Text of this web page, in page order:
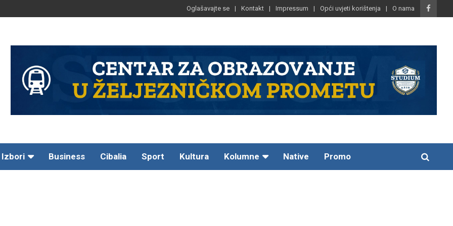
Oglašavajte se Kontakt Impressum Opći uvjeti korištenja O nama
Izbori Business Cibalia Sport Kultura Kolumne Native Promo